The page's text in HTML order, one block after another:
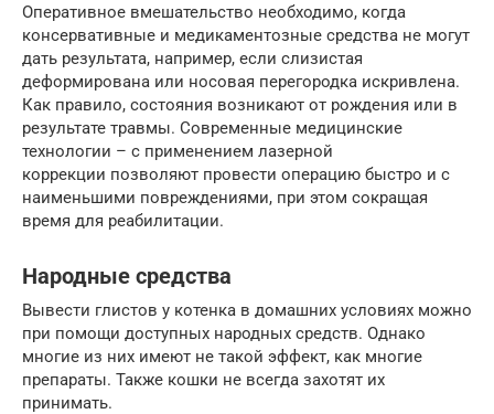
Оперативное вмешательство необходимо, когда
консервативные и медикаментозные средства не могут
дать результата, например, если слизистая
деформирована или носовая перегородка искривлена.
Как правило, состояния возникают от рождения или в
результате травмы. Современные медицинские
технологии – с применением лазерной
коррекции позволяют провести операцию быстро и с
наименьшими повреждениями, при этом сокращая
время для реабилитации.
Народные средства
Вывести глистов у котенка в домашних условиях можно
при помощи доступных народных средств. Однако
многие из них имеют не такой эффект, как многие
препараты. Также кошки не всегда захотят их
принимать.